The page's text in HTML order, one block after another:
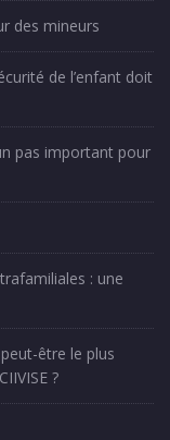
des mineurs
de l’enfant doit
pas important pour
: une
être le plus
?